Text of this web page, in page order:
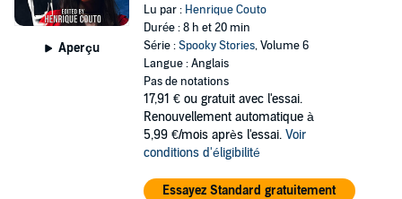
Aperçu
Lu par : Henrique Couto
Durée : 8 h et 20 min
Série :Spooky Stories, Volume 6
Langue : Anglais
Pas de notations
17,91 € ou gratuit avec l'essai.
Renouvellement automatique à
5,99 €/mois après l'essai. Voir
conditions d'éligibilité
Essayez Standard gratuitement